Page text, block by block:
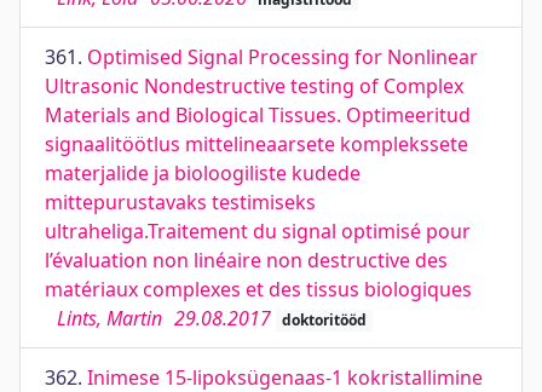
361. Optimised Signal Processing for Nonlinear
Ultrasonic Nondestructive testing of Complex
Materials and Biological Tissues. Optimeeritud
signaalitöötlus mittelineaarsete komplekssete
materjalide ja bioloogiliste kudede
mittepurustavaks testimiseks
ultraheliga.Traitement du signal optimisé pour
l’évaluation non linéaire non destructive des
matériaux complexes et des tissus biologiques
Lints, Martin 29.08.2017 doktoritööd
362. Inimese 15-lipoksügenaas-1 kokristallimine